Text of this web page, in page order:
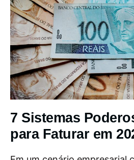
7 Sistemas
para Faturar em